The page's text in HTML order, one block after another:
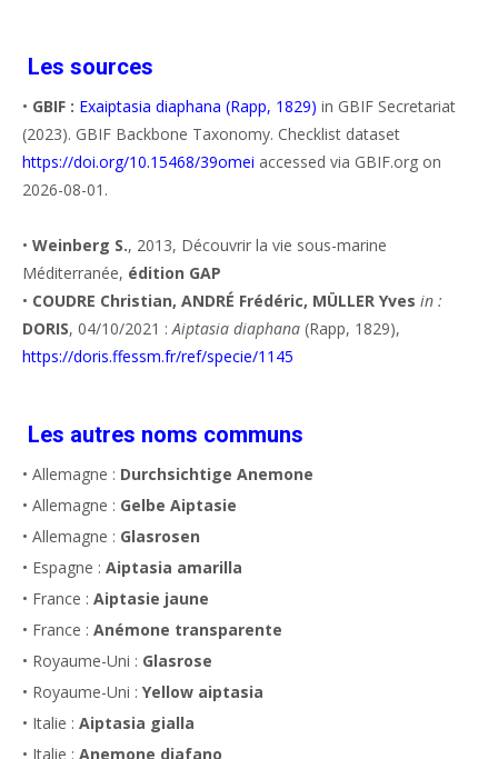
Les sources
• GBIF : Exaiptasia diaphana (Rapp, 1829) in GBIF Secretariat
(2023). GBIF Backbone Taxonomy. Checklist dataset
https://doi.org/10.15468/39omei accessed via GBIF.org on
2026-08-01.
• Weinberg S., 2013, Découvrir la vie sous-marine
Méditerranée, édition GAP
• COUDRE Christian, ANDRÉ Frédéric, MÜLLER Yves in :
DORIS, 04/10/2021 :Aiptasia diaphana (Rapp, 1829),
https://doris.ffessm.fr/ref/specie/1145
Les autres noms communs
• Allemagne : Durchsichtige Anemone
• Allemagne : Gelbe Aiptasie
• Allemagne : Glasrosen
• Espagne : Aiptasia amarilla
• France : Aiptasie jaune
• France : Anémone transparente
• Royaume-Uni : Glasrose
• Royaume-Uni : Yellow aiptasia
• Italie : Aiptasia gialla
• Italie : Anemone diafano